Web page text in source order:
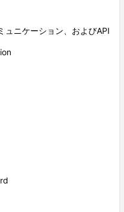
ュニケーション、およびAPI